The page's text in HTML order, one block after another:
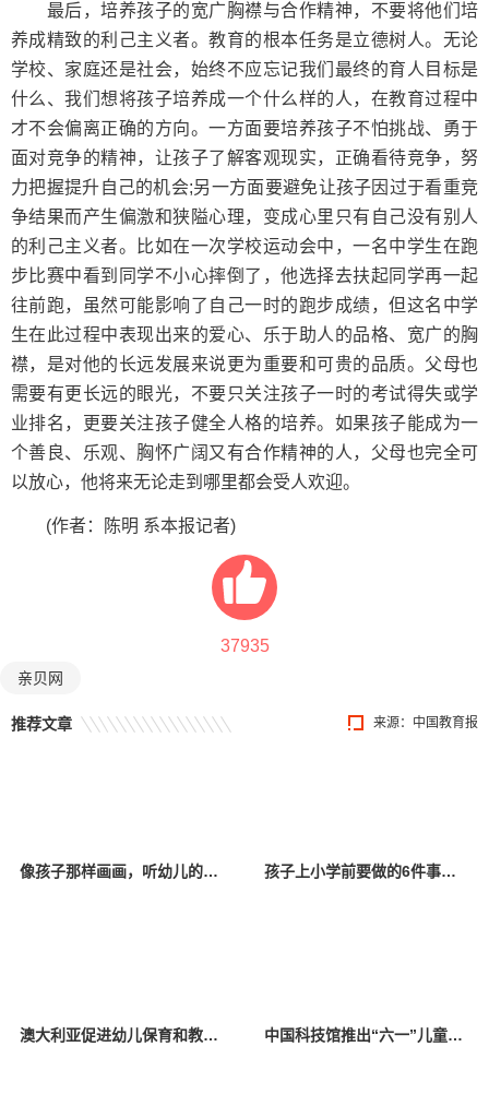
最后，培养孩子的宽广胸襟与合作精神，不要将他们培
养成精致的利己主义者。教育的根本任务是立德树人。无论
学校、家庭还是社会，始终不应忘记我们最终的育人目标是
什么、我们想将孩子培养成一个什么样的人，在教育过程中
才不会偏离正确的方向。一方面要培养孩子不怕挑战、勇于
面对竞争的精神，让孩子了解客观现实，正确看待竞争，努
力把握提升自己的机会;另一方面要避免让孩子因过于看重竞
争结果而产生偏激和狭隘心理，变成心里只有自己没有别人
的利己主义者。比如在一次学校运动会中，一名中学生在跑
步比赛中看到同学不小心摔倒了，他选择去扶起同学再一起
往前跑，虽然可能影响了自己一时的跑步成绩，但这名中学
生在此过程中表现出来的爱心、乐于助人的品格、宽广的胸
襟，是对他的长远发展来说更为重要和可贵的品质。父母也
需要有更长远的眼光，不要只关注孩子一时的考试得失或学
业排名，更要关注孩子健全人格的培养。如果孩子能成为一
个善良、乐观、胸怀广阔又有合作精神的人，父母也完全可
以放心，他将来无论走到哪里都会受人欢迎。
(作者：陈明 系本报记者)
37935
亲贝网
来源：中国教育报
推荐文章
像孩子那样画画，听幼儿的无声语言 “为爱代言，‘漫’画成长”儿童画展在郑举办 孩子上小学前要做的6件事，家长要知道
澳大利亚促进幼儿保育和教育可持续发展 中国科技馆推出“六一”儿童节系列科普活动